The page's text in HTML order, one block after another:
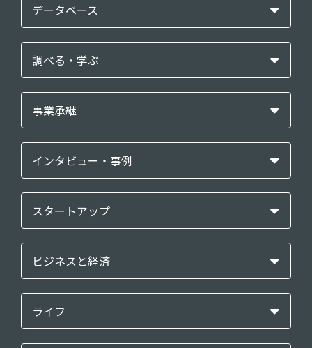
データベース
調べる・学ぶ
事業承継
インタビュー・事例
スタートアップ
ビジネスと経済
ライフ